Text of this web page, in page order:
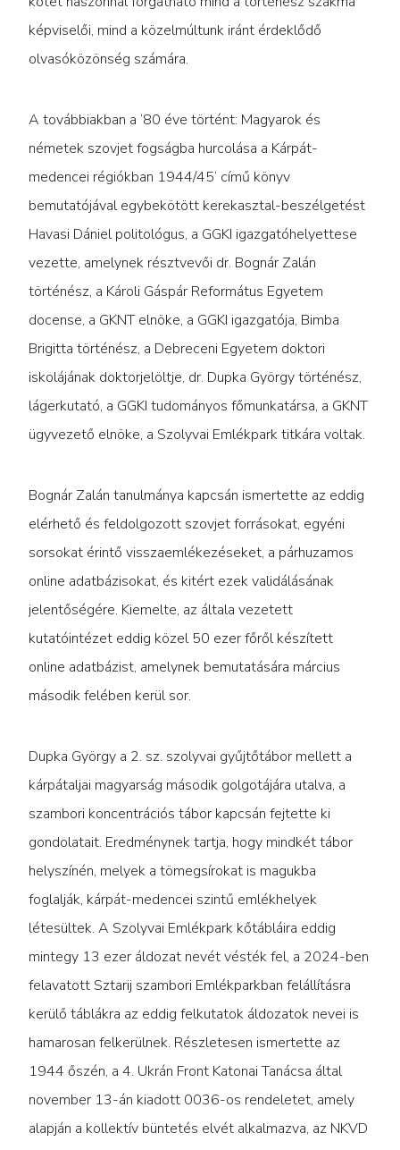
képviselői, mind a közelmúltunk iránt érdeklődő
olvasóközönség számára.
A továbbiakban a ’80 éve történt: Magyarok és
németek szovjet fogságba hurcolása a Kárpát-
medencei régiókban 1944/45’ című könyv
bemutatójával egybekötött kerekasztal-beszélgetést
Havasi Dániel politológus, a GGKI igazgatóhelyettese
vezette, amelynek résztvevői dr. Bognár Zalán
történész, a Károli Gáspár Református Egyetem
docense, a GKNT elnöke, a GGKI igazgatója, Bimba
Brigitta történész, a Debreceni Egyetem doktori
iskolájának doktorjelöltje, dr. Dupka György történész,
lágerkutató, a GGKI tudományos főmunkatársa, a GKNT
ügyvezető elnöke, a Szolyvai Emlékpark titkára voltak.
Bognár Zalán tanulmánya kapcsán ismertette az eddig
elérhető és feldolgozott szovjet forrásokat, egyéni
sorsokat érintő visszaemlékezéseket, a párhuzamos
online adatbázisokat, és kitért ezek validálásának
jelentőségére. Kiemelte, az általa vezetett
kutatóintézet eddig közel 50 ezer főről készített
online adatbázist, amelynek bemutatására március
második felében kerül sor.
Dupka György a 2. sz. szolyvai gyűjtőtábor mellett a
kárpátaljai magyarság második golgotájára utalva, a
szambori koncentrációs tábor kapcsán fejtette ki
gondolatait. Eredménynek tartja, hogy mindkét tábor
helyszínén, melyek a tömegsírokat is magukba
foglalják, kárpát-medencei szintű emlékhelyek
létesültek. A Szolyvai Emlékpark kőtábláira eddig
mintegy 13 ezer áldozat nevét vésték fel, a 2024-ben
felavatott Sztarij szambori Emlékparkban felállításra
kerülő táblákra az eddig felkutatok áldozatok nevei is
hamarosan felkerülnek. Részletesen ismertette az
1944 őszén, a 4. Ukrán Front Katonai Tanácsa által
november 13-án kiadott 0036-os rendeletet, amely
alapján a kollektív büntetés elvét alkalmazva, az NKVD